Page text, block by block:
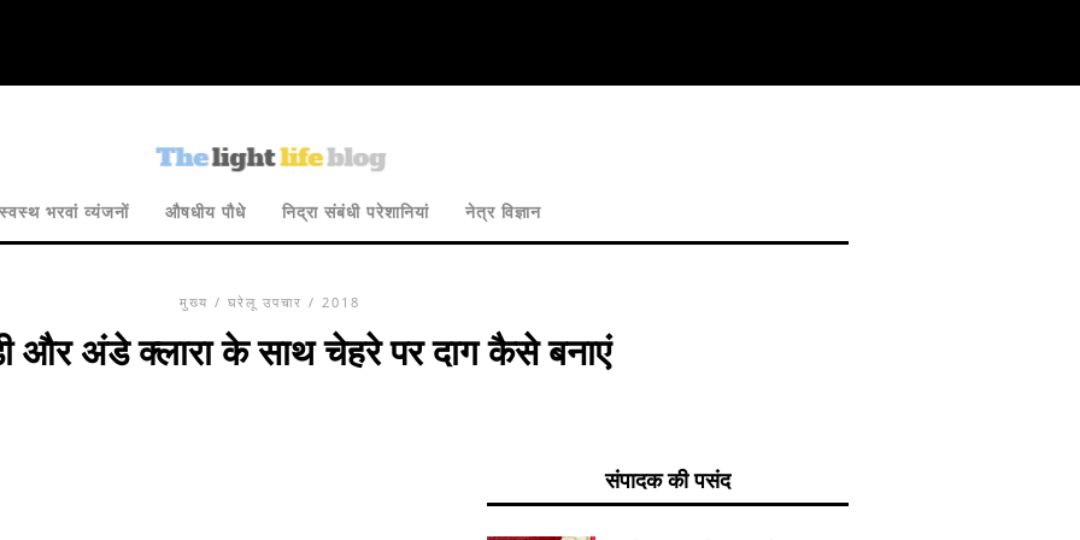
स्वस्थ भरवां व्यंजनों औषधीय पौधे निद्रा संबंधी परेशानियां नेत्र विज्ञान
मुख्य / घरेलू उपचार / 2018
और अंडे क्लारा के साथ चेहरे पर दाग कैसे बनाएं
संपादक की पसंद